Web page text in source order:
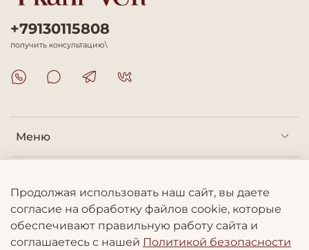
Меню
Информация
+79130115808
получить консультацию\
Продолжая использовать наш сайт, вы даете
согласие на обработку файлов cookie, которые
обеспечивают правильную работу сайта и
соглашаетесь с нашей Политикой безопасности